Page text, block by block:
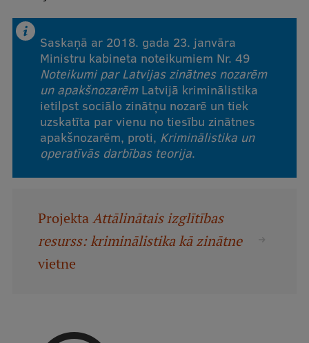
Institutes and Laboratories
Research Data Management
Council of the Institute
RSU Research Portal
Research Impact
Scientific Priorities
Services & Main Fields of Research
International Cooperation
Research Services
Saskaņā ar 2018. gada 23. janvāra
Ministru kabineta noteikumiem Nr. 49
Noteikumi par Latvijas zinātnes nozarēm
un apakšnozarēmLatvijā kriminālistika
ietilpst sociālo zinātņu nozarē un tiek
uzskatīta par vienu no tiesību zinātnes
apakšnozarēm, proti, Kriminālistika un
operatīvās darbības teorija.
ProjektaAttālinātais izglītības
resurss: kriminālistika kā zinātne
vietne